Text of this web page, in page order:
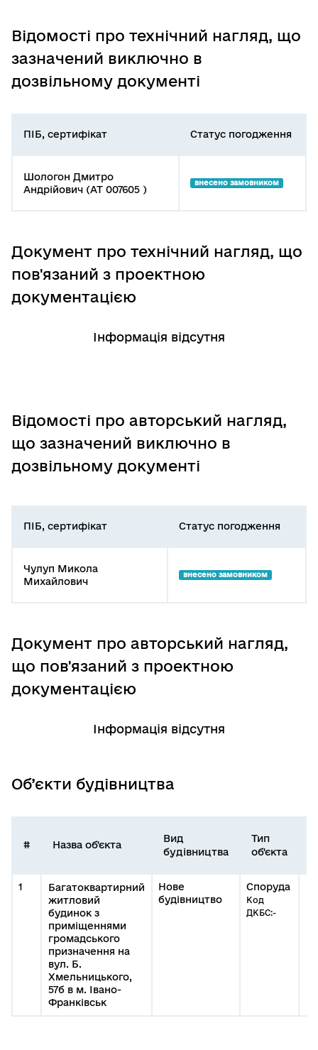
Відомості про технічний нагляд, що
зазначений виключно в
дозвільному документі
ПІБ, сертифікат Статус погодження
Шологон Дмитро
Андрійович (АТ 007605 )
внесено замовником
Документ про технічний нагляд, що
пов'язаний з проектною
документацією
Інформація відсутня
Відомості про авторський нагляд,
що зазначений виключно в
дозвільному документі
ПІБ, сертифікат Статус погодження
Чулуп Микола
Михайлович
внесено замовником
Документ про авторський нагляд,
що пов'язаний з проектною
документацією
Інформація відсутня
Об’єкти будівництва
# Назва об'єкта
Вид
будівництва
Тип
об'єкта
1
Багатоквартирний
житловий
будинок з
приміщеннями
громадського
призначення на
вул. Б.
Хмельницького,
57б в м. Івано-
Франківськ
Нове
будівництво
Споруда
Код
ДКБС:-